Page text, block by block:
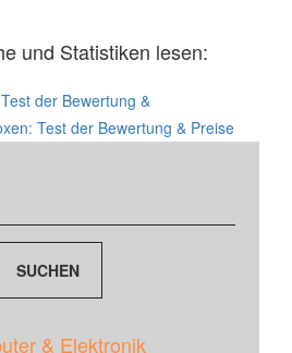
und Statistiken lesen:
der Bewertung &
Test der Bewertung & Preise
& Elektronik